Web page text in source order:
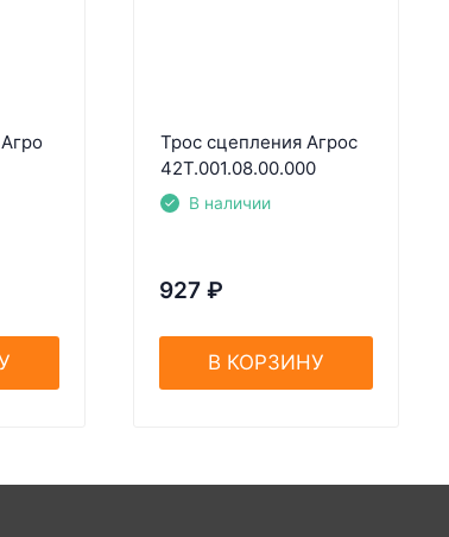
Трос сцепления Агрос
42Т.001.08.00.000
В наличии
927 ₽
В КОРЗИНУ